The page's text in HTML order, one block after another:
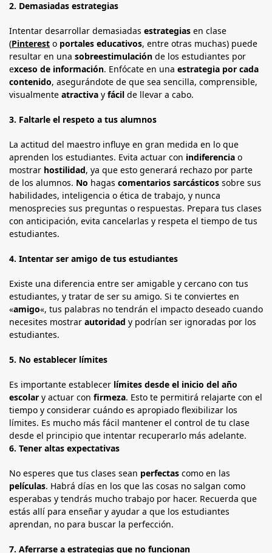
2. Demasiadas estrategias
Intentar desarrollar demasiadas estrategias en clase
(Pinterest o portales educativos, entre otras muchas) puede
resultar en una sobreestimulación de los estudiantes por
exceso de información. Enfócate en una estrategia por cada
contenido, asegurándote de que sea sencilla, comprensible,
visualmente atractiva y fácil de llevar a cabo.
3. Faltarle el respeto a tus alumnos
La actitud del maestro influye en gran medida en lo que
aprenden los estudiantes. Evita actuar con indiferencia o
mostrar hostilidad, ya que esto generará rechazo por parte
de los alumnos. No hagas comentarios sarcásticos sobre sus
habilidades, inteligencia o ética de trabajo, y nunca
menosprecies sus preguntas o respuestas. Prepara tus clases
con anticipación, evita cancelarlas y respeta el tiempo de tus
estudiantes.
4. Intentar ser amigo de tus estudiantes
Existe una diferencia entre ser amigable y cercano con tus
estudiantes, y tratar de ser su amigo. Si te conviertes en
«amigo«, tus palabras no tendrán el impacto deseado cuando
necesites mostrar autoridad y podrían ser ignoradas por los
estudiantes.
5. No establecer límites
Es importante establecer límites desde el inicio del año
escolar y actuar con firmeza. Esto te permitirá relajarte con el
tiempo y considerar cuándo es apropiado flexibilizar los
límites. Es mucho más fácil mantener el control de tu clase
desde el principio que intentar recuperarlo más adelante.
6. Tener altas expectativas
No esperes que tus clases sean perfectas como en las
películas. Habrá días en los que las cosas no salgan como
esperabas y tendrás mucho trabajo por hacer. Recuerda que
estás allí para enseñar y ayudar a que los estudiantes
aprendan, no para buscar la perfección.
7. Aferrarse a estrategias que no funcionan